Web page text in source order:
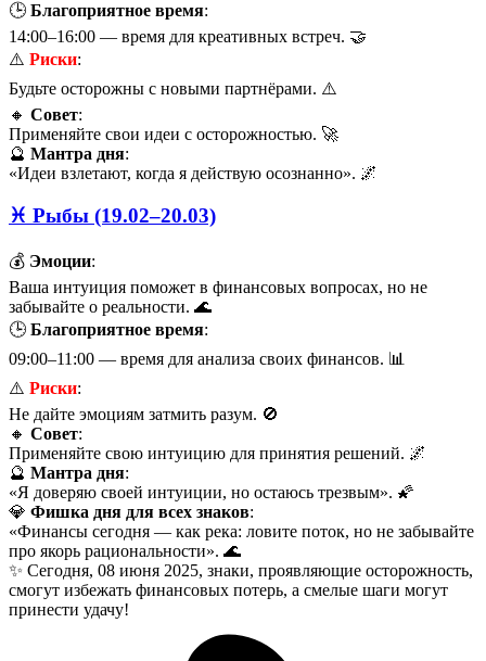
🕒 Благоприятное время:
14:00–16:00 — время для креативных встреч. 🤝
⚠️ Риски:
Будьте осторожны с новыми партнёрами. ⚠️
🔸 Совет:
Применяйте свои идеи с осторожностью. 🚀
🔮 Мантра дня:
«Идеи взлетают, когда я действую осознанно». 🌌
♓ Рыбы (19.02–20.03)
💰 Эмоции:
Ваша интуиция поможет в финансовых вопросах, но не
забывайте о реальности. 🌊
🕒 Благоприятное время:
09:00–11:00 — время для анализа своих финансов. 📊
⚠️ Риски:
Не дайте эмоциям затмить разум. 🚫
🔸 Совет:
Применяйте свою интуицию для принятия решений. 🌌
🔮 Мантра дня:
«Я доверяю своей интуиции, но остаюсь трезвым». 🌠
💎 Фишка дня для всех знаков:
«Финансы сегодня — как река: ловите поток, но не забывайте
про якорь рациональности». 🌊
✨ Сегодня, 08 июня 2025, знаки, проявляющие осторожность,
смогут избежать финансовых потерь, а смелые шаги могут
принести удачу!